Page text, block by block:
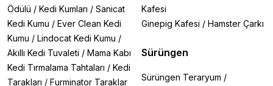
Ödülü / Kedi Kumları / Sanicat
Kedi Kumu / Ever Clean Kedi
Kumu / Lindocat Kedi Kumu /
Akıllı Kedi Tuvaleti / Mama Kabı
Kedi Tırmalama Tahtaları / Kedi
Tarakları / Furminator Taraklar
Kafesi
Ginepig Kafesi / Hamster Çarkı
Sürüngen
Sürüngen Teraryum /